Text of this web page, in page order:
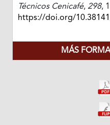
Técnicos Cenicafé, 298,
https://doi.org/
MÁS